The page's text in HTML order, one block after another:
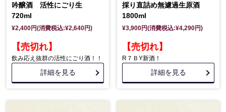
吟醸酒 活性にごり生
720ml
¥2,400円(消費税込:¥2,640円)
【売切れ】
飲み応え抜群の活性にごり酒！！
詳細を見る
採り直詰め無濾過生原酒
1800ml
¥3,900円(消費税込:¥4,290円)
【売切れ】
R７ＢY新酒！
詳細を見る